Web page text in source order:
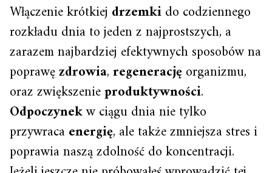
Włączenie krótkiej drzemkido codziennego
rozkładu dnia to jeden z najprostszych, a
zarazem najbardziej efektywnych sposobów na
poprawęzdrowia,regeneracjęorganizmu,
oraz zwiększenieproduktywności.
Odpoczynekw ciągu dnia nie tylko
przywracaenergię, ale także zmniejsza stres i
poprawia naszą zdolność do koncentracji.